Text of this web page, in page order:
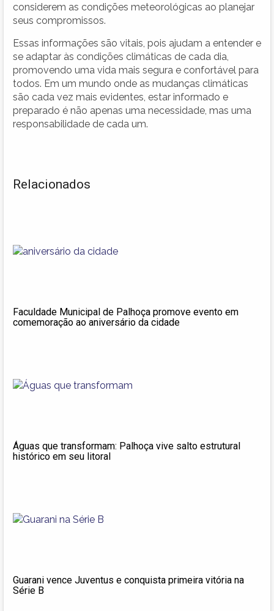
considerem as condições meteorológicas ao planejar
seus compromissos.
Essas informações são vitais, pois ajudam a entender e
se adaptar às condições climáticas de cada dia,
promovendo uma vida mais segura e confortável para
todos. Em um mundo onde as mudanças climáticas
são cada vez mais evidentes, estar informado e
preparado é não apenas uma necessidade, mas uma
responsabilidade de cada um.
Relacionados
Faculdade Municipal de Palhoça promove evento em
comemoração ao aniversário da cidade
Águas que transformam: Palhoça vive salto estrutural
histórico em seu litoral
Guarani vence Juventus e conquista primeira vitória na
Série B